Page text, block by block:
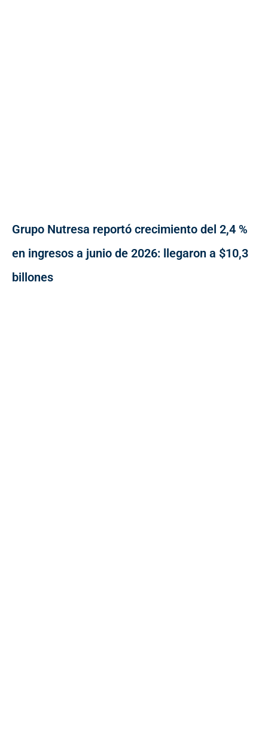
Grupo Nutresa reportó crecimiento del 2,4 %
en ingresos a junio de 2026: llegaron a $10,3
billones